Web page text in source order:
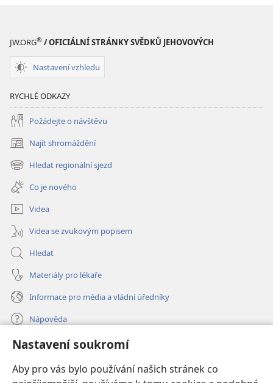
Nastavení soukromí
Aby pro vás bylo používání našich stránek co
JW.ORG® / OFICIÁLNÍ STRÁNKY SVĚDKŮ JEHOVOVÝCH
Nastavení vzhledu
RYCHLÉ ODKAZY
Požádejte o návštěvu
Najít shromáždění
(otevřeno
nové
okno)
Hledat regionální sjezd
(otevřeno
nové
okno)
Co je nového
Videa
Videa se zvukovým popisem
Hledat
Materiály pro lékaře
Informace pro média a vládní úředníky
Nápověda
Dary
nové
okno)